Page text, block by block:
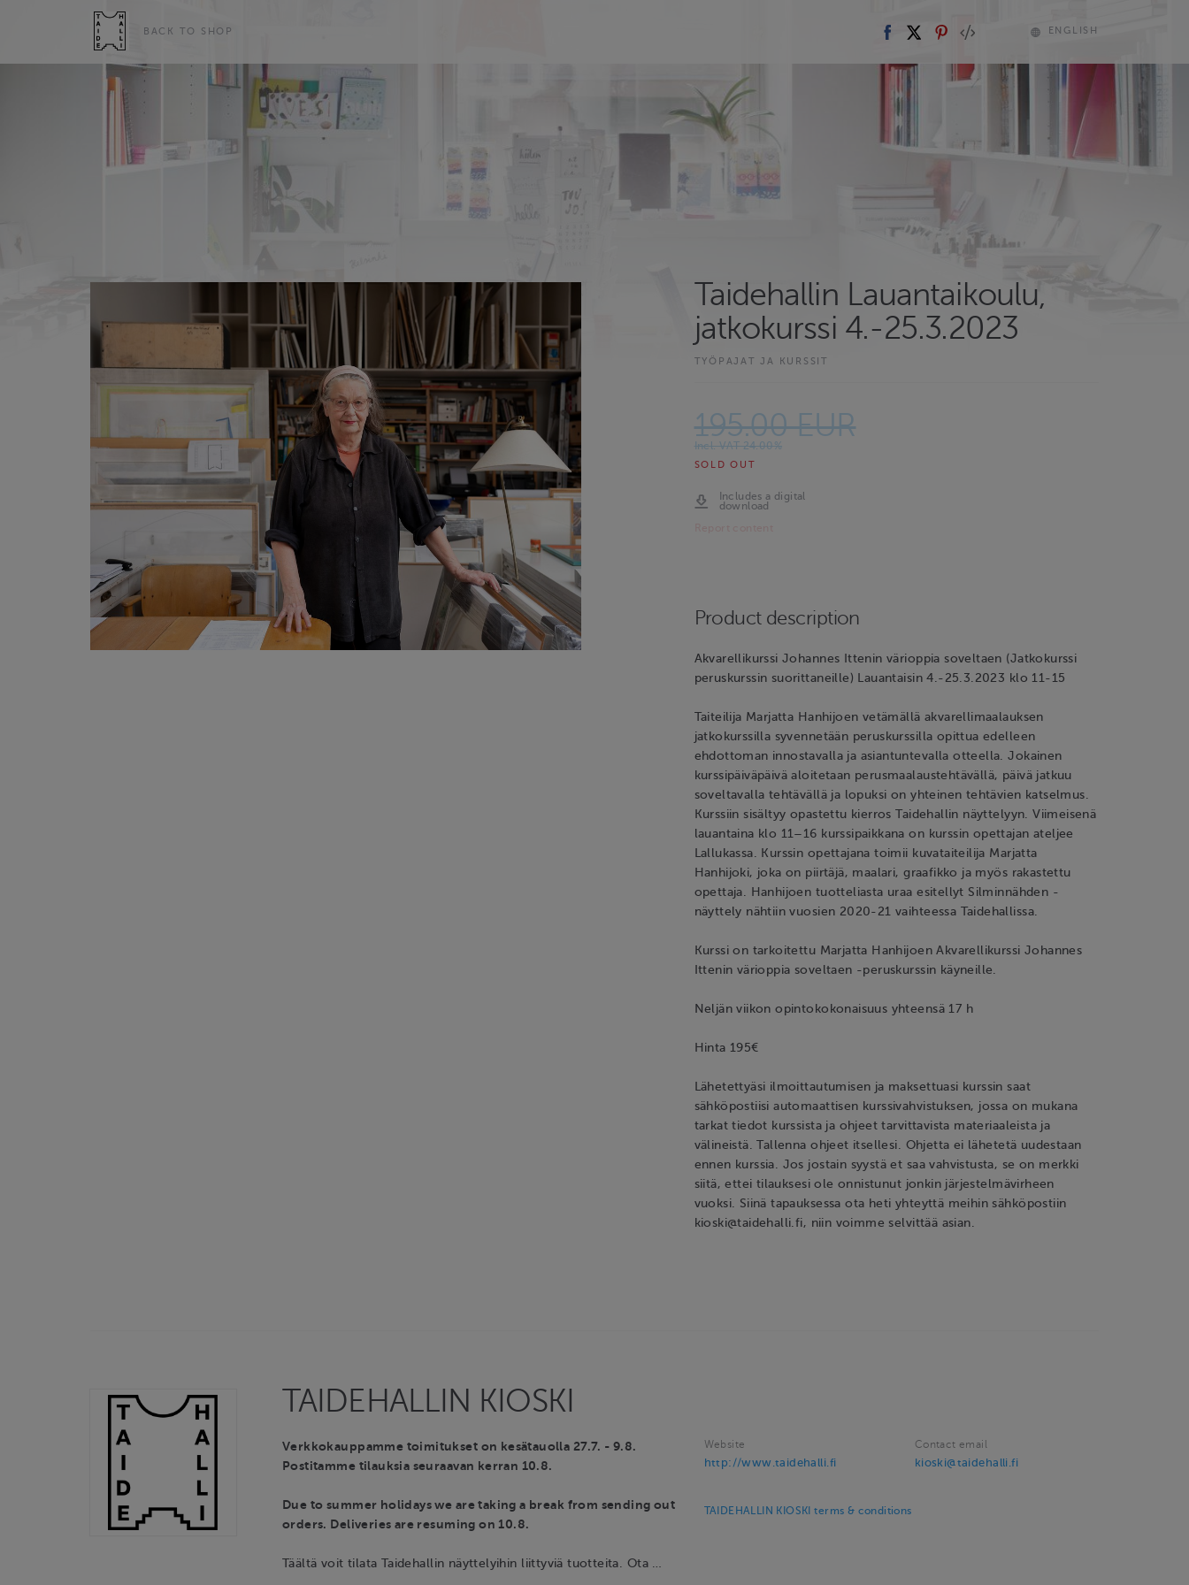
BACK TO SHOP ENGLISH
Taidehallin Lauantaikoulu,
jatkokurssi 4.-25.3.2023
TYÖPAJAT JA KURSSIT
195.00 EUR
Incl. VAT 24.00%
SOLD OUT
Includes a digital
download
Product description
Akvarellikurssi Johannes Ittenin värioppia soveltaen (Jatkokurssi
peruskurssin suorittaneille) Lauantaisin 4.-25.3.2023 klo 11-15
Taiteilija Marjatta Hanhijoen vetämällä akvarellimaalauksen
jatkokurssilla syvennetään peruskurssilla opittua edelleen
ehdottoman innostavalla ja asiantuntevalla otteella. Jokainen
kurssipäiväpäivä aloitetaan perusmaalaustehtävällä, päivä jatkuu
soveltavalla tehtävällä ja lopuksi on yhteinen tehtävien katselmus.
Kurssiin sisältyy opastettu kierros Taidehallin näyttelyyn. Viimeisenä
lauantaina klo 11–16 kurssipaikkana on kurssin opettajan ateljee
Lallukassa. Kurssin opettajana toimii kuvataiteilija Marjatta
Hanhijoki, joka on piirtäjä, maalari, graafikko ja myös rakastettu
opettaja. Hanhijoen tuotteliasta uraa esitellyt Silminnähden -
näyttely nähtiin vuosien 2020-21 vaihteessa Taidehallissa.
Kurssi on tarkoitettu Marjatta Hanhijoen Akvarellikurssi Johannes
Ittenin värioppia soveltaen -peruskurssin käyneille.
Neljän viikon opintokokonaisuus yhteensä 17 h
Hinta 195€
Lähetettyäsi ilmoittautumisen ja maksettuasi kurssin saat
sähköpostiisi automaattisen kurssivahvistuksen, jossa on mukana
tarkat tiedot kurssista ja ohjeet tarvittavista materiaaleista ja
välineistä. Tallenna ohjeet itsellesi. Ohjetta ei lähetetä uudestaan
ennen kurssia. Jos jostain syystä et saa vahvistusta, se on merkki
siitä, ettei tilauksesi ole onnistunut jonkin järjestelmävirheen
vuoksi. Siinä tapauksessa ota heti yhteyttä meihin sähköpostiin
kioski@taidehalli.fi, niin voimme selvittää asian.
TAIDEHALLIN KIOSKI
Verkkokauppamme toimitukset on kesätauolla 27.7. - 9.8.
Postitamme tilauksia seuraavan kerran 10.8.
Due to summer holidays we are taking a break from sending out
orders. Deliveries are resuming on 10.8.
Täältä voit tilata Taidehallin näyttelyihin liittyviä tuotteita. Ota …
Website
http://www.taidehalli.fi
Contact email
kioski@taidehalli.fi
TAIDEHALLIN KIOSKI terms & conditions